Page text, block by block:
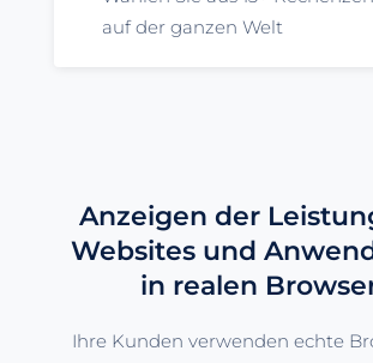
auf der ganzen Welt
Anzeigen der
Websites und
in realen
Ihre Kunden verwenden echte